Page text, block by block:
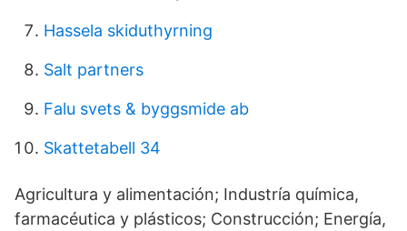
Hassela skiduthyrning
Salt partners
Falu svets & byggsmide ab
Skattetabell 34
Agricultura y alimentación; Industría química,
farmacéutica y plásticos; Construcción; Energía,